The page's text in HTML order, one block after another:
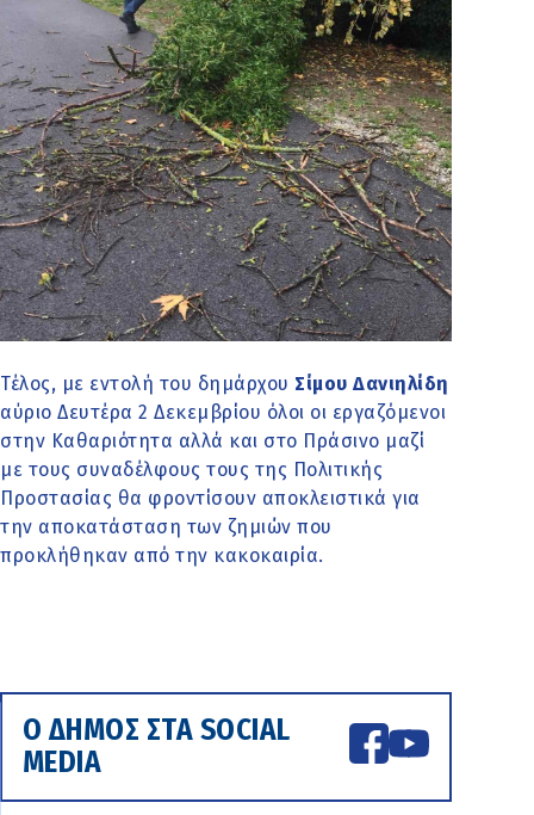
Τέλος, με εντολή του δημάρχου Σίμου Δανιηλίδη
αύριο Δευτέρα 2 Δεκεμβρίου όλοι οι εργαζόμενοι
στην Καθαριότητα αλλά και στο Πράσινο μαζί
με τους συναδέλφους τους της Πολιτικής
Προστασίας θα φροντίσουν αποκλειστικά για
την αποκατάσταση των ζημιών που
προκλήθηκαν από την κακοκαιρία.
Ο ΔΗΜΟΣ ΣΤΑ SOCIAL
MEDIA